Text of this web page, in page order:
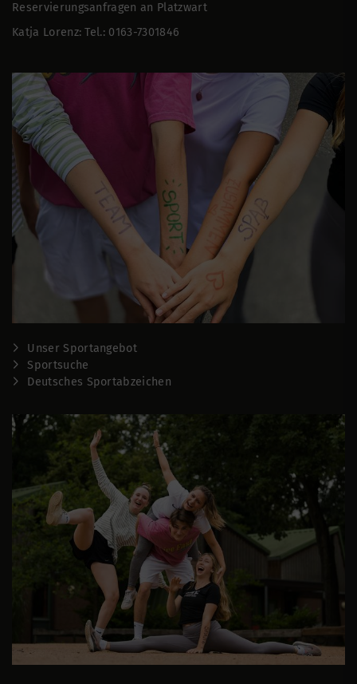
Reservierungsanfragen an Platzwart
Katja Lorenz: Tel.: 0163-7301846
Unser Sportangebot
Sportsuche
Deutsches Sportabzeichen